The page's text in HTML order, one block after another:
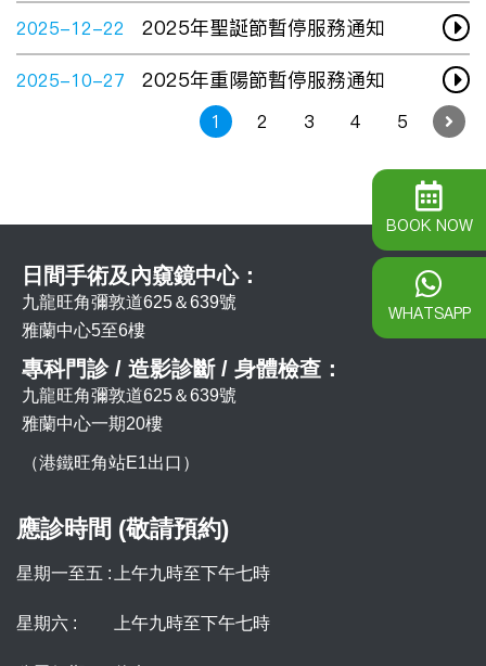
2025-12-22 2025年聖誕節暫停服務通知
2025-10-27 2025年重陽節暫停服務通知
1 2 3 4 5
日間手術及內窺鏡中心：
九龍旺角彌敦道625＆639號
雅蘭中心5至6樓
專科門診 / 造影診斷 / 身體檢查：
九龍旺角彌敦道625＆639號
雅蘭中心一期20樓
（港鐵旺角站E1出口）
應診時間 (敬請預約)
星期一至五 : 上午九時至下午七時
星期六 : 上午九時至下午七時
BOOK NOW
WHATSAPP